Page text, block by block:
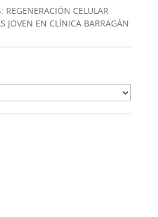
REGENERACIÓN CELULAR
JOVEN EN CLÍNICA BARRAGÁN